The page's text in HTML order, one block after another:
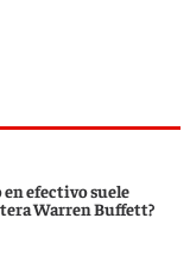
efectivo suele
Warren Buffett?